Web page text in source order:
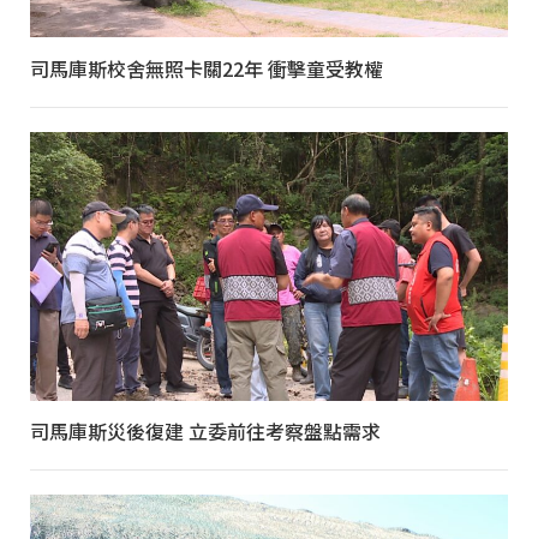
司馬庫斯校舍無照卡關22年 衝擊童受教權
司馬庫斯災後復建 立委前往考察盤點需求